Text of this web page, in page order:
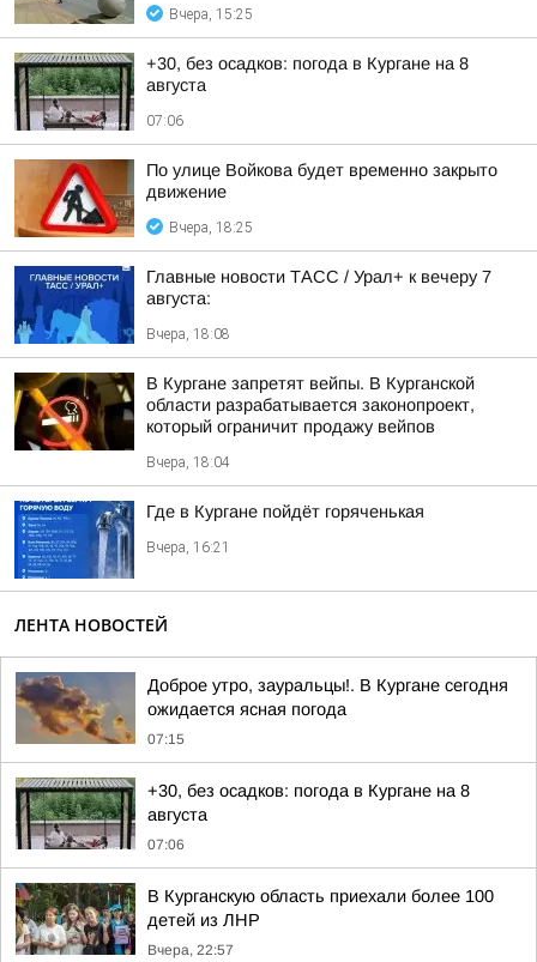
Вчера, 15:25
+30, без осадков: погода в Кургане на 8
августа
07:06
По улице Войкова будет временно закрыто
движение
Вчера, 18:25
Главные новости ТАСС / Урал+ к вечеру 7
августа:
Вчера, 18:08
В Кургане запретят вейпы. В Курганской
области разрабатывается законопроект,
который ограничит продажу вейпов
Вчера, 18:04
Где в Кургане пойдёт горяченькая
Вчера, 16:21
ЛЕНТА НОВОСТЕЙ
Доброе утро, зауральцы!. В Кургане сегодня
ожидается ясная погода
07:15
+30, без осадков: погода в Кургане на 8
августа
07:06
В Курганскую область приехали более 100
детей из ЛНР
Вчера, 22:57